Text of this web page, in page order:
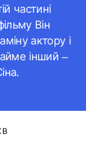
частині
Він
актору і
інший –